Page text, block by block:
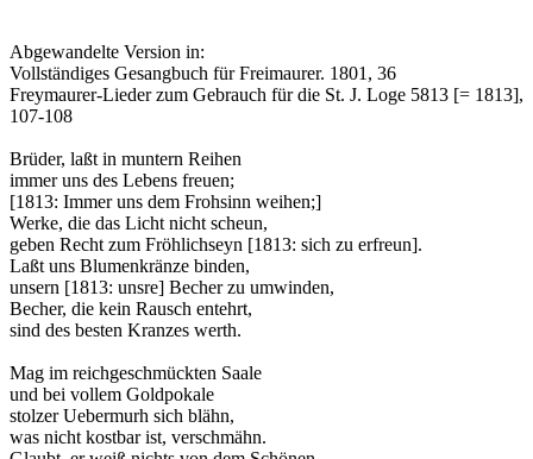
Abgewandelte Version in:
Vollständiges Gesangbuch für Freimaurer. 1801, 36
Freymaurer-Lieder zum Gebrauch für die St. J. Loge 5813 [= 1813],
107-108
Brüder, laßt in muntern Reihen
immer uns des Lebens freuen;
[1813: Immer uns dem Frohsinn weihen;]
Werke, die das Licht nicht scheun,
geben Recht zum Fröhlichseyn [1813: sich zu erfreun].
Laßt uns Blumenkränze binden,
unsern [1813: unsre] Becher zu umwinden,
Becher, die kein Rausch entehrt,
sind des besten Kranzes werth.
Mag im reichgeschmückten Saale
und bei vollem Goldpokale
stolzer Uebermurh sich blähn,
was nicht kostbar ist, verschmähn.